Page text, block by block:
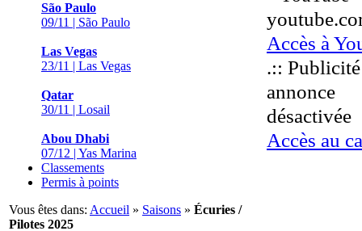
São Paulo
09/11 | São Paulo
Las Vegas
23/11 | Las Vegas
Qatar
30/11 | Losail
Abou Dhabi
07/12 | Yas Marina
Classements
Permis à points
Vous êtes dans: Accueil » Saisons » Écuries /
Pilotes 2025
Accès à
.::
annonce
désactivée
Accès au